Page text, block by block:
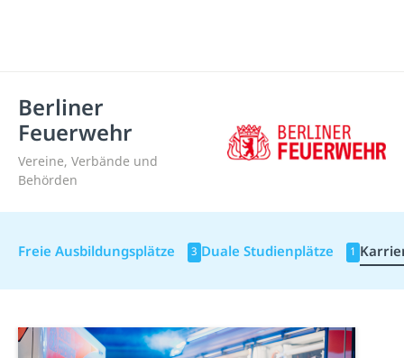
Berliner
Feuerwehr
Vereine, Verbände und
Behörden
Freie Ausbildungsplätze 3 Duale Studienplätze 1